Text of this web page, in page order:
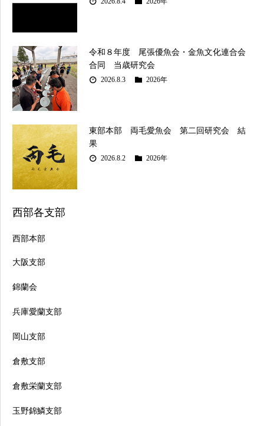
令和８年度 尾張優魚会・金魚文化連合会
合同 当歳研究会
2026.8.3 2026年
東部本部 両毛愛魚会 第二回研究会 結
果
2026.8.2 2026年
西部各支部
西部本部
大阪支部
錦蘭会
兵庫愛蘭支部
岡山支部
倉敷支部
倉敷栄蘭支部
玉野錦鱗支部